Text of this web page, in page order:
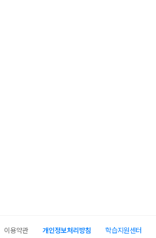
이용약관 개인정보처리방침 학습지원센터